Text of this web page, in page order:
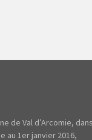
de Val d’Arcomie, dans
au 1er janvier 2016,